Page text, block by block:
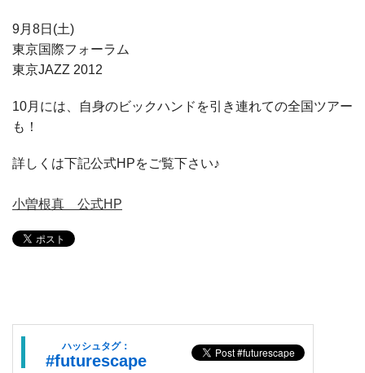
9月8日(土)
東京国際フォーラム
東京JAZZ 2012
10月には、自身のビックハンドを引き連れての全国ツアー
も！
詳しくは下記公式HPをご覧下さい♪
小曽根真 公式HP
ハッシュタグ：
#futurescape